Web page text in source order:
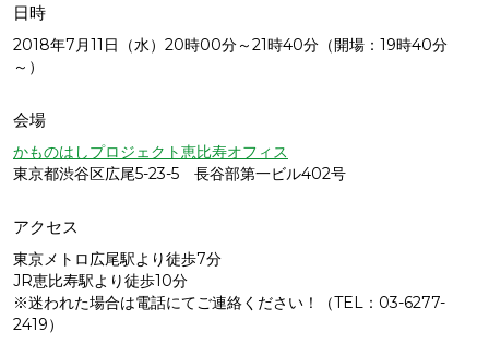
日時
2018年7月11日（水）20時00分～21時40分（開場：19時40分
～）
会場
かものはしプロジェクト恵比寿オフィス
東京都渋谷区広尾5-23-5 長谷部第一ビル402号
アクセス
東京メトロ広尾駅より徒歩7分
JR恵比寿駅より徒歩10分
※迷われた場合は電話にてご連絡ください！（TEL：03-6277-
2419）